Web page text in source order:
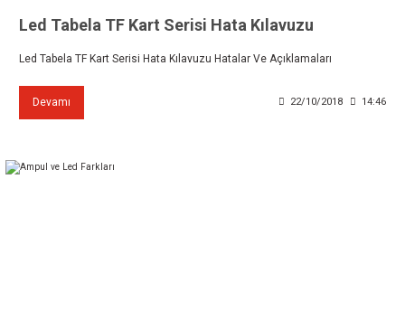
Led Tabela TF Kart Serisi Hata Kılavuzu
Led Tabela TF Kart Serisi Hata Kılavuzu Hatalar Ve Açıklamaları
Devamı 22/10/2018 14:46